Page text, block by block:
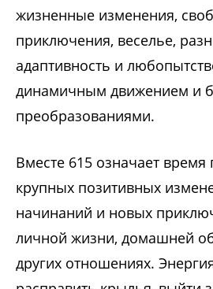
жизненные изменения,
приключения, веселье,
адаптивность и
динамичным движением и
преобразованиями.
Вместе 615 означает время
крупных позитивных
начинаний и новых
личной жизни, домашней
других отношениях.